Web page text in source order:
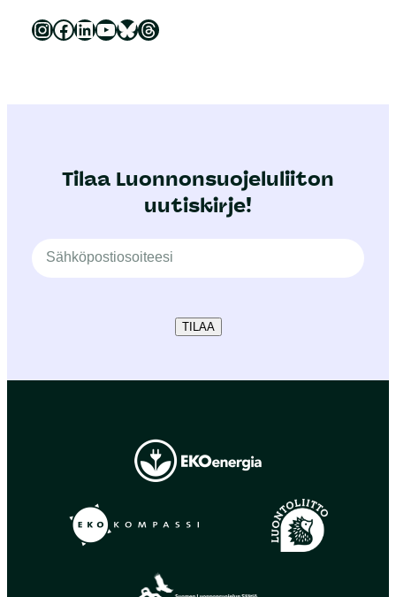
Luonnonsuojeluliitto Instagramissa Luonnonsuojeluliitto Facebookissa Luonnonsuojeluliitto LinkedInissä Luonnonsuojeluliiton YouTube-kanava Luonnonsuojeluliitto Blueskyssa Luonnonsuojeluliitto Threadsissa
Tilaa Luonnonsuojeluliiton
uutiskirje!
TILAA